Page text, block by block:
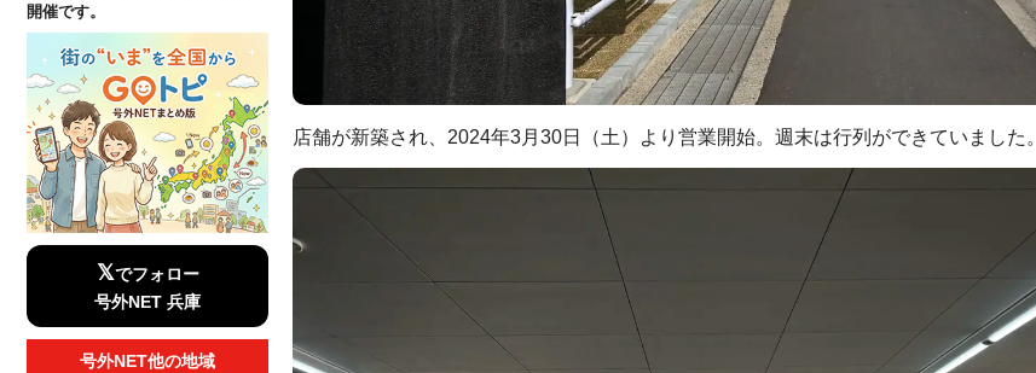
店舗が新築され、2024年3月30日（土）より営業開始。週末は行列ができていました。
開催です。
𝕏でフォロー
号外NET 兵庫
号外NET他の地域